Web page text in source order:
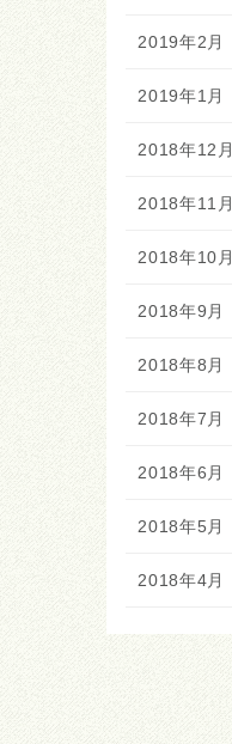
2019年2月
2019年1月
2018年12月
2018年11月
2018年10月
2018年9月
2018年8月
2018年7月
2018年6月
2018年5月
2018年4月